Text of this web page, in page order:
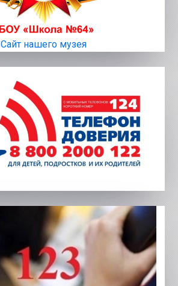
Сайт нашего музея